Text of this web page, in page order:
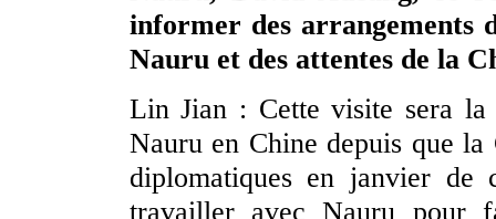
informer des arrangements
Nauru et des attentes de la
Lin Jian : Cette visite sera la
Nauru en Chine depuis que
diplomatiques en janvier de
travailler avec Nauru pour